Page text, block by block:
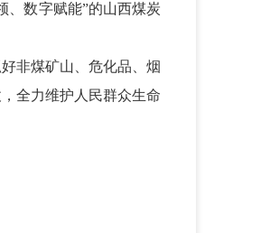
、数字赋能”的山西煤炭
非煤矿山、危化品、烟
全力维护人民群众生命